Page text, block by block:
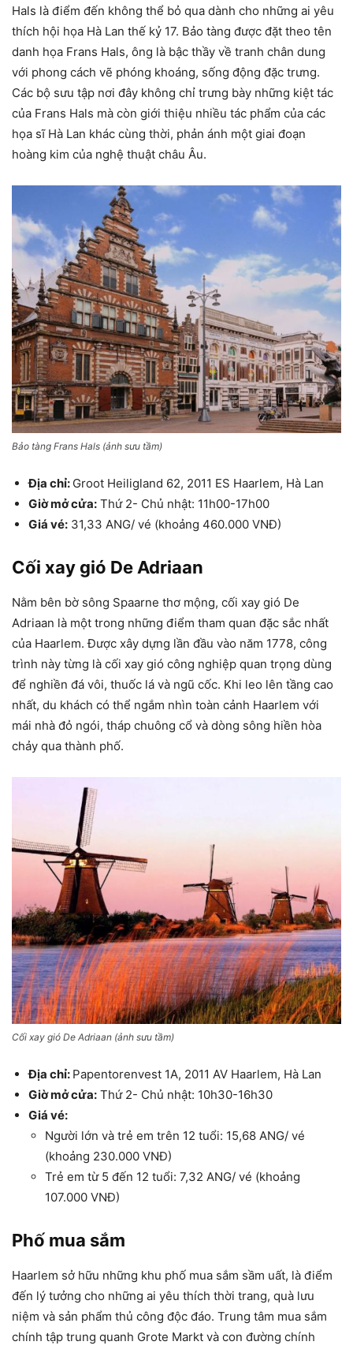
Hals là điểm đến không thể bỏ qua dành cho những ai yêu
thích hội họa Hà Lan thế kỷ 17. Bảo tàng được đặt theo tên
danh họa Frans Hals, ông là bậc thầy về tranh chân dung
với phong cách vẽ phóng khoáng, sống động đặc trưng.
Các bộ sưu tập nơi đây không chỉ trưng bày những kiệt tác
của Frans Hals mà còn giới thiệu nhiều tác phẩm của các
họa sĩ Hà Lan khác cùng thời, phản ánh một giai đoạn
hoàng kim của nghệ thuật châu Âu.
Bảo tàng Frans Hals (ảnh sưu tầm)
Địa chỉ: Groot Heiligland 62, 2011 ES Haarlem, Hà Lan
Giờ mở cửa: Thứ 2- Chủ nhật: 11h00-17h00
Giá vé: 31,33 ANG/ vé (khoảng 460.000 VNĐ)
Cối xay gió De Adriaan
Nằm bên bờ sông Spaarne thơ mộng, cối xay gió De
Adriaan là một trong những điểm tham quan đặc sắc nhất
của Haarlem. Được xây dựng lần đầu vào năm 1778, công
trình này từng là cối xay gió công nghiệp quan trọng dùng
để nghiền đá vôi, thuốc lá và ngũ cốc. Khi leo lên tầng cao
nhất, du khách có thể ngắm nhìn toàn cảnh Haarlem với
mái nhà đỏ ngói, tháp chuông cổ và dòng sông hiền hòa
chảy qua thành phố.
Cối xay gió De Adriaan (ảnh sưu tầm)
Địa chỉ: Papentorenvest 1A, 2011 AV Haarlem, Hà Lan
Giờ mở cửa: Thứ 2- Chủ nhật: 10h30-16h30
Giá vé:
Người lớn và trẻ em trên 12 tuổi: 15,68 ANG/ vé
(khoảng 230.000 VNĐ)
Trẻ em từ 5 đến 12 tuổi: 7,32 ANG/ vé (khoảng
107.000 VNĐ)
Phố mua sắm
Haarlem sở hữu những khu phố mua sắm sầm uất, là điểm
đến lý tưởng cho những ai yêu thích thời trang, quà lưu
niệm và sản phẩm thủ công độc đáo. Trung tâm mua sắm
chính tập trung quanh Grote Markt và con đường chính